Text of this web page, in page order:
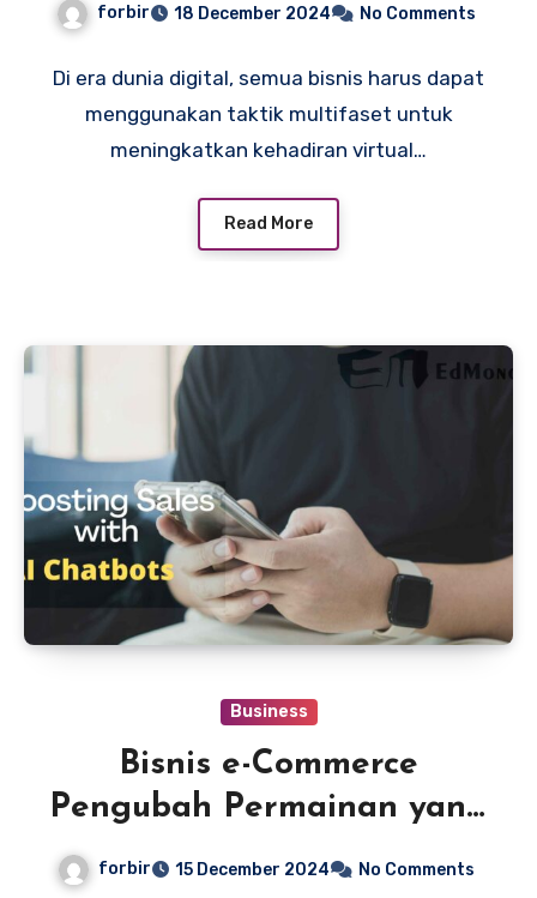
forbir 18 December 2024 No Comments
Di era dunia digital, semua bisnis harus dapat
menggunakan taktik multifaset untuk
meningkatkan kehadiran virtual…
Read More
Business
Bisnis e-Commerce
Pengubah Permainan yang
Tidak Boleh Dilewatkan
forbir 15 December 2024 No Comments